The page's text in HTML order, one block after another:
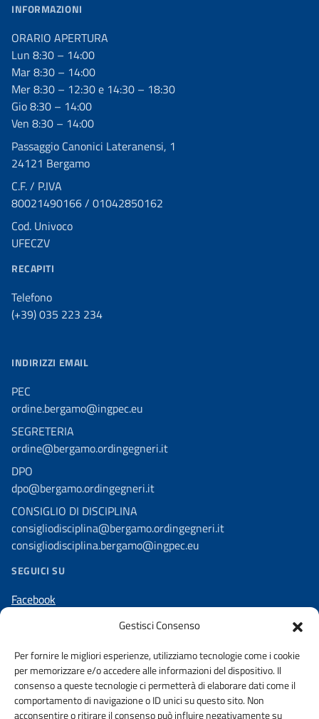
Gestisci Consenso
Per fornire le migliori esperienze, utilizziamo tecnologie come i cookie
per memorizzare e/o accedere alle informazioni del dispositivo. Il
consenso a queste tecnologie ci permetterà di elaborare dati come il
comportamento di navigazione o ID unici su questo sito. Non
acconsentire o ritirare il consenso può influire negativamente su
INFORMAZIONI
ORARIO APERTURA
Lun 8:30 – 14:00
Mar 8:30 – 14:00
Mer 8:30 – 12:30 e 14:30 – 18:30
Gio 8:30 – 14:00
Ven 8:30 – 14:00
Passaggio Canonici Lateranensi, 1
24121 Bergamo
C.F. / P.IVA
80021490166 / 01042850162
Cod. Univoco
UFECZV
RECAPITI
Telefono
(+39) 035 223 234
INDIRIZZI EMAIL
PEC
ordine.bergamo@ingpec.eu
SEGRETERIA
ordine@bergamo.ordingegneri.it
DPO
dpo@bergamo.ordingegneri.it
CONSIGLIO DI DISCIPLINA
consigliodisciplina@bergamo.ordingegneri.it
consigliodisciplina.bergamo@ingpec.eu
SEGUICI SU
Facebook